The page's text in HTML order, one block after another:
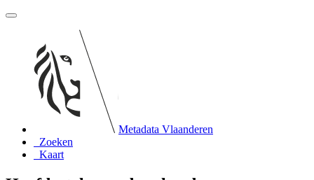
Metadata Vlaanderen
Zoeken
Kaart